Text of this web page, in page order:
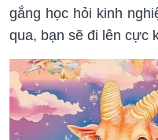
gắng học hỏi kinh
qua, bạn sẽ đi lên cực